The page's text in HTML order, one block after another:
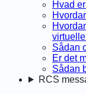
Hvad
Sådan
Er det
Sådan
RCS